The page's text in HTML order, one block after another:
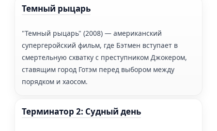
Темный рыцарь
"Темный рыцарь" (2008) — американский
супергеройский фильм, где Бэтмен вступает в
смертельную схватку с преступником Джокером,
ставящим город Готэм перед выбором между
порядком и хаосом.
Терминатор 2: Судный день